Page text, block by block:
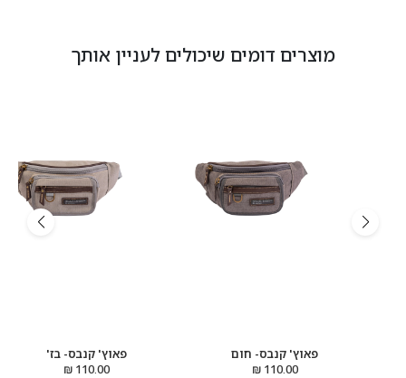
מוצרים דומים שיכולים לעניין אותך
פאוץ' קנבס- חום
110.00 ₪
פאוץ' קנבס- בז'
110.00 ₪